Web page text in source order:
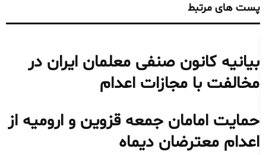
پست های مرتبط
بیانیه کانون صنفی معلمان ایران در
مخالفت با مجازات اعدام
حمایت امامان جمعه قزوین و ارومیه از
اعدام معترضان دیماه